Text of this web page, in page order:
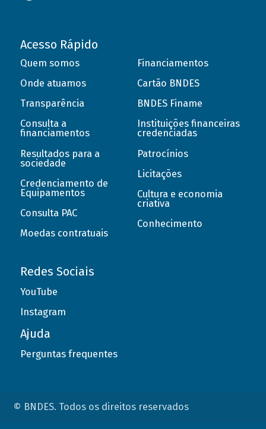
Acesso Rápido
Quem somos
Onde atuamos
Transparência
Consulta a
financiamentos
Resultados para a
sociedade
Credenciamento de
Equipamentos
Consulta PAC
Moedas contratuais
Financiamentos
Cartão BNDES
BNDES Finame
Instituições financeiras
credenciadas
Patrocínios
Licitações
Cultura e economia
criativa
Conhecimento
Redes Sociais
YouTube
Instagram
Ajuda
Perguntas frequentes
© BNDES. Todos os direitos reservados